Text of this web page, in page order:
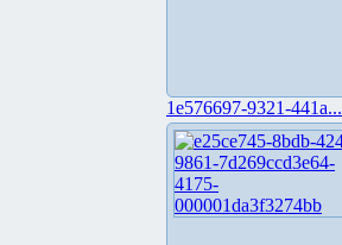
1e576697-9321-441a...